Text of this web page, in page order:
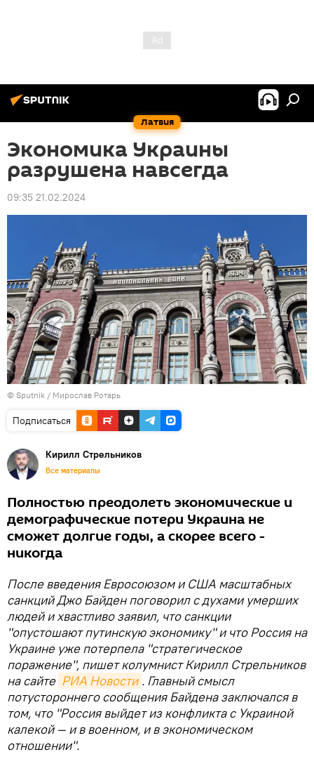
Латвия
Экономика Украины
разрушена навсегда
09:35 21.02.2024
© Sputnik / Мирослав Ротарь
Подписаться
Кирилл Стрельников
Все материалы
Полностью преодолеть экономические и
демографические потери Украина не
сможет долгие годы, а скорее всего -
никогда
После введения Евросоюзом и США масштабных
санкций Джо Байден поговорил с духами умерших
людей и хвастливо заявил, что санкции
"опустошают путинскую экономику" и что Россия на
Украине уже потерпела "стратегическое
поражение", пишет колумнист Кирилл Стрельников
на сайте РИА Новости . Главный смысл
потустороннего сообщения Байдена заключался в
том, что "Россия выйдет из конфликта с Украиной
калекой — и в военном, и в экономическом
отношении".